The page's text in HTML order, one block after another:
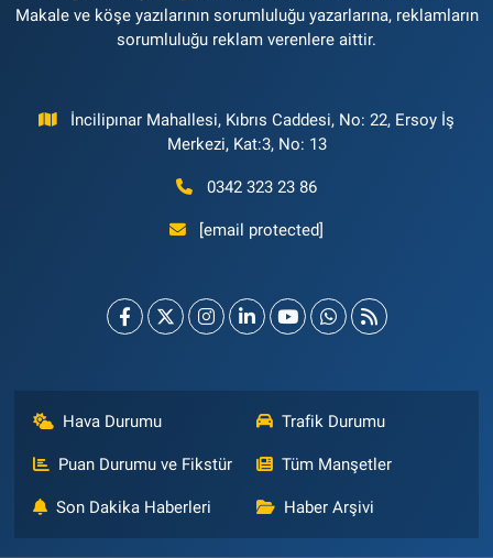
Makale ve köşe yazılarının sorumluluğu yazarlarına, reklamların
sorumluluğu reklam verenlere aittir.
İncilipınar Mahallesi, Kıbrıs Caddesi, No: 22, Ersoy İş
Merkezi, Kat:3, No: 13
0342 323 23 86
[email protected]
Hava Durumu Trafik Durumu
Puan Durumu ve Fikstür Tüm Manşetler
Son Dakika Haberleri Haber Arşivi